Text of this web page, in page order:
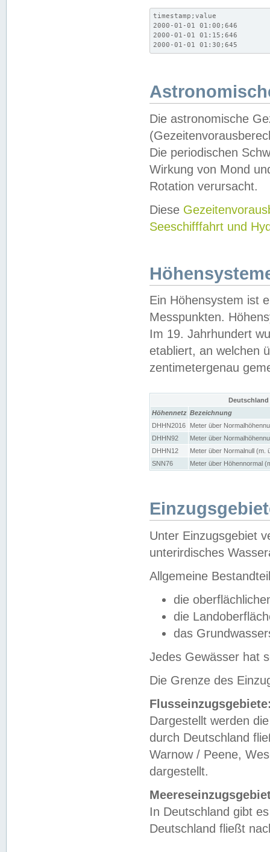
timestamp;value
2000-01-01 01:00;646
2000-01-01 01:15;646
2000-01-01 01:30;645
Die astronomische
Die periodischen
Wirkung von Mond
Rotation verursacht.
Diese
Seeschifffahrt und
Ein Höhensystem ist
Messpunkten.
Im 19. Jahrhundert
etabliert, an welchen
zentimetergenau
Höhennetz Bezeichnung
DHHN2016
Meter über
DHHN92
Meter über
DHHN12
Meter über Normalnull (m.
SNN76
Meter über Höhennormal
Unter Einzugsgebiet
unterirdisches
Allgemeine
die
die
das
Jedes Gewässer hat
Die Grenze des
Dargestellt werden
durch Deutschland
Warnow / Peene,
dargestellt.
In Deutschland gibt
Deutschland fließt